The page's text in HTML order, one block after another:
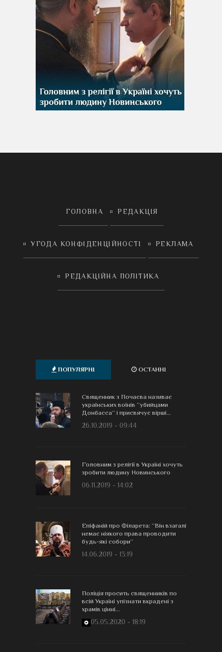
ГОЛОВНА РЕДАКЦІЯ
УГОДА КОНФІДЕНЦІЙНОСТІ РЕКЛАМА
РЕДАКЦІЙНА ПОЛІТИКА
ПОПУЛЯРНІ ОСТАННІ
Священник з Почаєва називає
українських воїнів “убийцами
Донбасса” і присвячує вірші...
26.10.2019 - 09:44
Головним з релігії в Україні хочуть
зробити людину Новинського
06.11.2019 - 14:02
Епіфаній про Філарета: “Він взагалі
немає ніякого права проводити
будь-які собори”
14.06.2019 - 13:19
Поліція просить священників по
всій Україні упізнати вкрадені з
храмів цінні...
05.05.2020 - 18:19